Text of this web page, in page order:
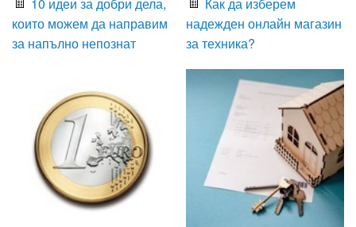
10 идеи за добри дела,
които можем да направим
за напълно непознат
Как да изберем
надежден онлайн магазин
за техника?